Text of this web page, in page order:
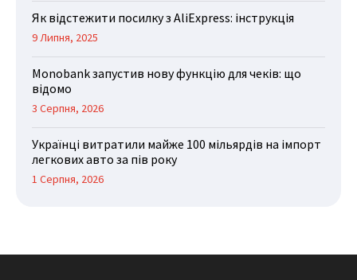
Як відстежити посилку з AliExpress: інструкція
9 Липня, 2025
Monobank запустив нову функцію для чеків: що
відомо
3 Серпня, 2026
Українці витратили майже 100 мільярдів на імпорт
легкових авто за пів року
1 Серпня, 2026